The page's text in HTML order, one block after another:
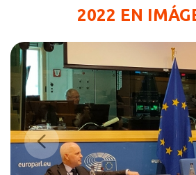
2022 EN